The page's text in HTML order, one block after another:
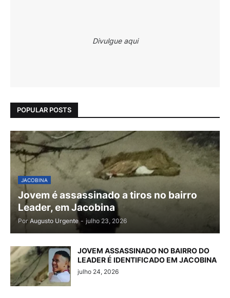
Divulgue aqui
POPULAR POSTS
JACOBINA
Jovem é assassinado a tiros no bairro
Leader, em Jacobina
Por Augusto Urgente - julho 23, 2026
JOVEM ASSASSINADO NO BAIRRO DO
LEADER É IDENTIFICADO EM JACOBINA
julho 24, 2026